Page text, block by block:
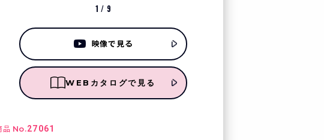
1 / 9
映像で見る
WEBカタログで見る
品 No.27061